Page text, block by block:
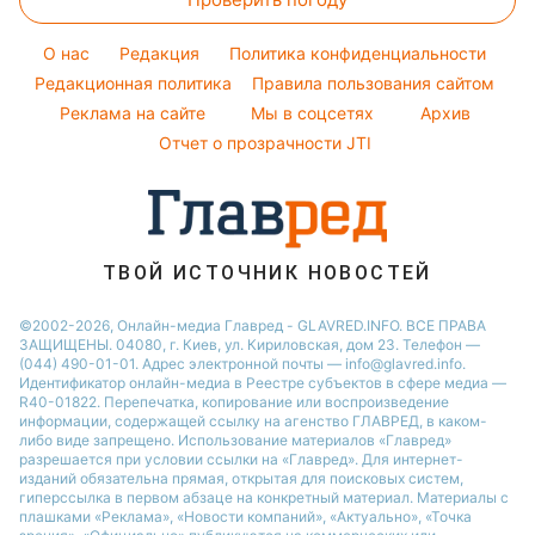
Настя Каменских
Легкие десерты
Напитки
Праздничное меню
Погода на сегодня
Погода на завтра
Пылевая буря
O нас Редакция
Политика конфиденциальности
Редакционная политика
Правила пользования сайтом
Реклама на сайте
Мы в соцсетях
Архив
Отчет о прозрачности JTI
ТВОЙ ИСТОЧНИК НОВОСТЕЙ
©2002-2026, Онлайн-медиа Главред - GLAVRED.INFO. ВСЕ ПРАВА
ЗАЩИЩЕНЫ. 04080, г. Киев, ул. Кириловская, дом 23. Телефон —
(044) 490-01-01. Адрес электронной почты — info@glavred.info.
Идентификатор онлайн-медиа в Реестре cубъектов в сфере медиа —
R40-01822. Перепечатка, копирование или воспроизведение
информации, содержащей ссылку на агенство ГЛАВРЕД, в каком-
либо виде запрещено. Использование материалов «Главред»
разрешается при условии ссылки на «Главред». Для интернет-
изданий обязательна прямая, открытая для поисковых систем,
гиперссылка в первом абзаце на конкретный материал. Материалы с
плашками «Реклама», «Новости компаний», «Актуально», «Точка